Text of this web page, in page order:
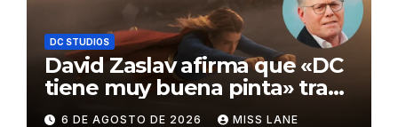
DC STUDIOS
David Zaslav afirma que «DC
tiene muy buena pinta» tras
el fracaso de «Supergirl»
6 DE AGOSTO DE 2026 MISS LANE